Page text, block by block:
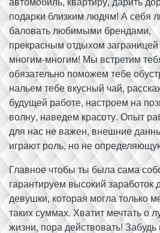
подарки близким людям! А себя
баловать любимыми брендами,
прекрасным отдыхом
многим-многим! Мы встретим
обязательно поможем тебе
нальем тебе вкусный чай,
будущей работе, настроем на
волну, наведем красоту. Опыт
для нас не важен, внешние
играют роль, но не
Главное чтобы ты была сама
гарантируем высокий заработок
девушки, которая могла только
таких суммах. Хватит мечтать о
жизни, пора действовать! Забудь